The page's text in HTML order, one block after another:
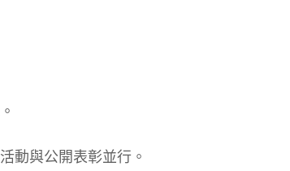
動與公開表彰並行。